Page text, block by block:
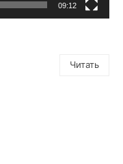
09:12
Читать